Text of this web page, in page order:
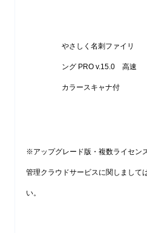
やさしく名刺ファイリ
ング PRO v.15.0 高速
カラースキャナ付
※アップグレード版・複数ライセン
管理クラウドサービスに関しまして
い。